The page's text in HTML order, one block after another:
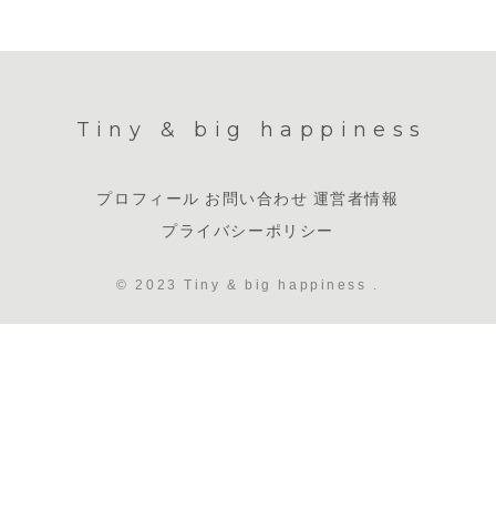
Tiny & big happiness
プロフィール お問い合わせ 運営者情報
プライバシーポリシー
© 2023 Tiny & big happiness .